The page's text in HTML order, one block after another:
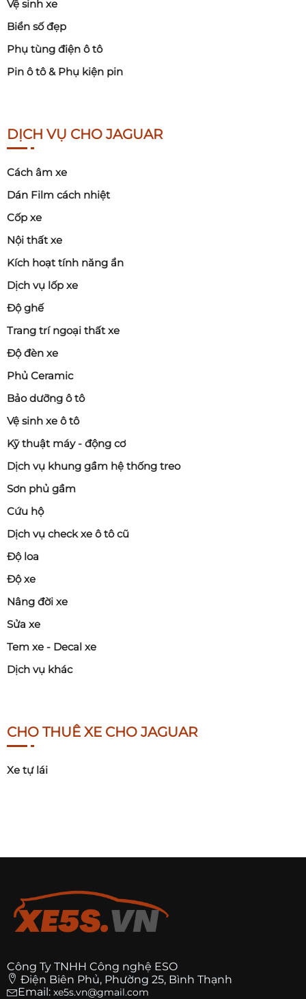
Vệ sinh xe
Biển số đẹp
Phụ tùng điện ô tô
Pin ô tô & Phụ kiện pin
DỊCH VỤ CHO JAGUAR
Cách âm xe
Dán Film cách nhiệt
Cốp xe
Nội thất xe
Kích hoạt tính năng ẩn
Dịch vụ lốp xe
Độ ghế
Trang trí ngoại thất xe
Độ đèn xe
Phủ Ceramic
Bảo dưỡng ô tô
Vệ sinh xe ô tô
Kỹ thuật máy - động cơ
Dịch vụ khung gầm hệ thống treo
Sơn phủ gầm
Cứu hộ
Dịch vụ check xe ô tô cũ
Độ loa
Độ xe
Nâng đời xe
Sửa xe
Tem xe - Decal xe
Dịch vụ khác
CHO THUÊ XE CHO JAGUAR
Xe tự lái
Công Ty TNHH Công nghệ ESO
Điện Biên Phủ, Phường 25, Bình Thạnh
Email: xe5s.vn@gmail.com